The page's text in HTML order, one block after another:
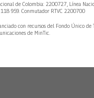
de Colombia: 2200727, Línea
959. Conmutador RTVC 2200700
con recursos del Fondo Único de
de MinTic.